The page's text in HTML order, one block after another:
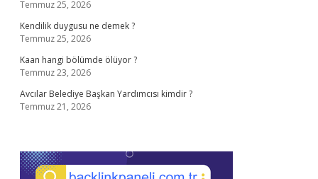
Temmuz 25, 2026
Kendilik duygusu ne demek ?
Temmuz 25, 2026
Kaan hangi bölümde ölüyor ?
Temmuz 23, 2026
Avcılar Belediye Başkan Yardımcısı kimdir ?
Temmuz 21, 2026